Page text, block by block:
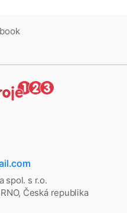
spol. s r.o.
Česká republika